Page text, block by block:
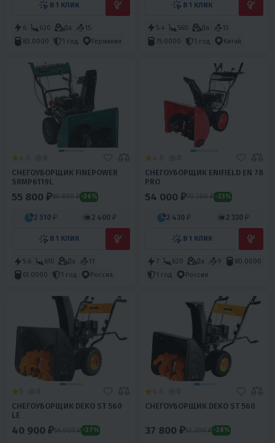
В 1 КЛИК
6 620 Да
15
83.0000
1 год Германия
В 1 КЛИК
5.4 560 Да
15
75.0000
1 год Китай
СНЕГОУБОРЩИК FINEPOWER
SRMP6119L
55 800 ₽86 900 ₽ -36%
2 510 ₽ 2 400 ₽
В 1 КЛИК
5.6 610 Да
11
61.0000
1 год Россия
СНЕГОУБОРЩИК ENIFIELD EN 78
PRO
54 000 ₽70 200 ₽ -23%
2 430 ₽ 2 330 ₽
В 1 КЛИК
7 620 Да 9
80.0000
1 год
Россия
СНЕГОУБОРЩИК DEKO ST 560
LE
40 900 ₽56 000 ₽ -27%
СНЕГОУБОРЩИК DEKO ST 560
37 800 ₽52 200 ₽ -28%